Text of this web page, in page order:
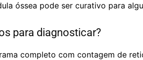
óssea pode ser curativo para
para diagnosticar?
completo com contagem de